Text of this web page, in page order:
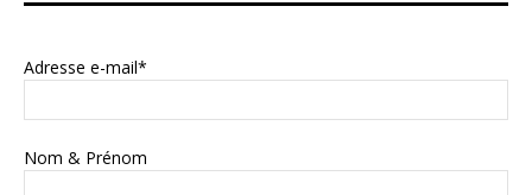
Adresse e-mail*
Nom & Prénom